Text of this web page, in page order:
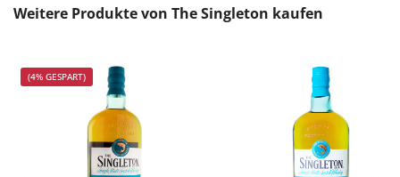
Produktgalerie überspringen
Weitere Produkte von The Singleton kaufen
(4% GESPART)